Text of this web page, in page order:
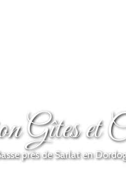
Gîtes et
près de Sarlat en